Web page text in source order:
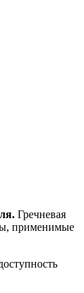
Гречневая
применимые